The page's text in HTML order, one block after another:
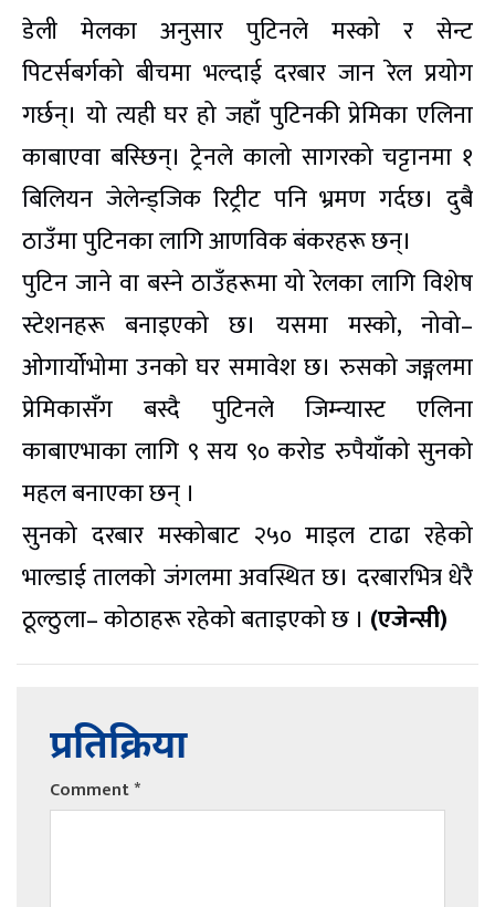
डेली मेलका अनुसार पुटिनले मस्को र सेन्ट
पिटर्सबर्गको बीचमा भल्दाई दरबार जान रेल प्रयोग
गर्छन्। यो त्यही घर हो जहाँ पुटिनकी प्रेमिका एलिना
काबाएवा बस्छिन्। ट्रेनले कालो सागरको चट्टानमा १
बिलियन जेलेन्ड्जिक रिट्रीट पनि भ्रमण गर्दछ। दुबै
ठाउँमा पुटिनका लागि आणविक बंकरहरू छन्।
पुटिन जाने वा बस्ने ठाउँहरूमा यो रेलका लागि विशेष
स्टेशनहरू बनाइएको छ। यसमा मस्को, नोवो–
ओगार्योभोमा उनको घर समावेश छ। रुसको जङ्गलमा
प्रेमिकासँग बस्दै पुटिनले जिम्न्यास्ट एलिना
काबाएभाका लागि ९ सय ९० करोड रुपैयाँको सुनको
महल बनाएका छन् ।
सुनको दरबार मस्कोबाट २५० माइल टाढा रहेको
भाल्डाई तालको जंगलमा अवस्थित छ। दरबारभित्र धेरै
ठूल्ठुला– कोठाहरू रहेको बताइएको छ । (एजेन्सी)
प्रतिक्रिया
Comment*